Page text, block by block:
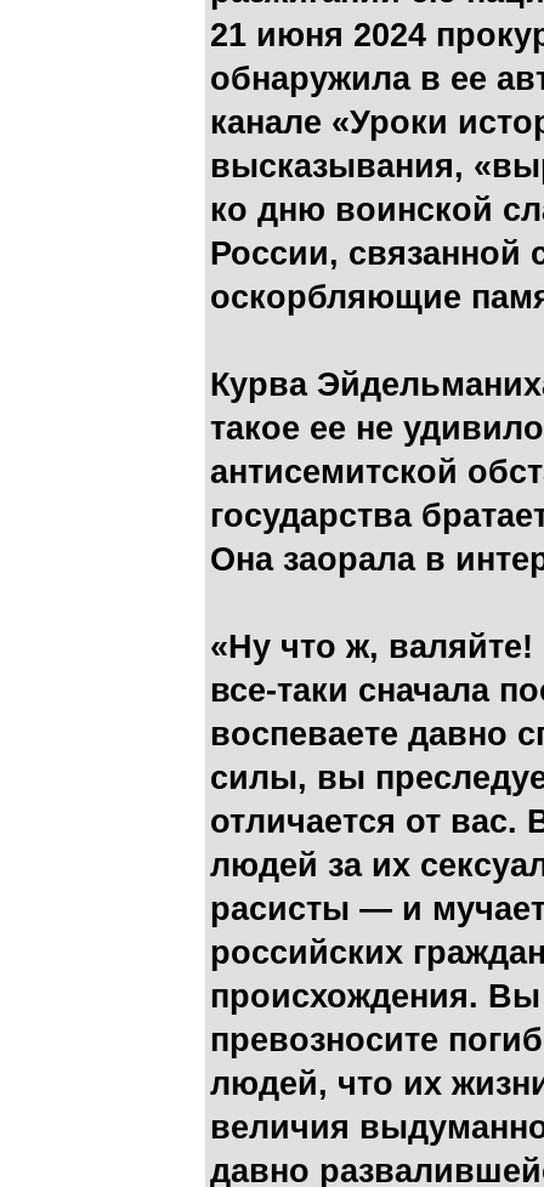
21 июня 2024
обнаружила в ее
канале «Уроки
высказывания,
ко дню воинской
России, связанной
оскорбляющие
Курва
такое ее не
антисемитской
государства
Она заорала в
«Ну что ж,
все-таки сначала
воспеваете давно
силы, вы
отличается от
людей за их
расисты — и
российских
происхождения. Вы
превозносите
людей, что их
величия
давно